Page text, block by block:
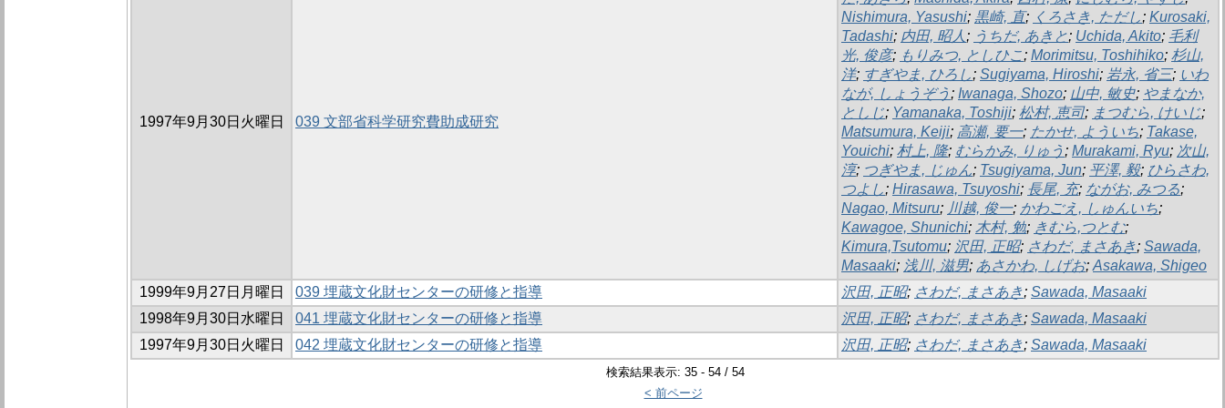
1997年9月30日火曜日 039 文部省科学研究費助成研究
Nishimura, Yasushi; 黒崎, 直; くろさき, ただし; Kurosaki,
Tadashi; 内田, 昭人 ; うちだ, あきと; Uchida, Akito; 毛利
光, 俊彦; もりみつ, としひこ; Morimitsu, Toshihiko; 杉山,
洋; すぎやま, ひろし; Sugiyama, Hiroshi; 岩永, 省三; いわ
なが, しょうぞう ; Iwanaga, Shozo; 山中, 敏史; やまなか,
としじ; Yamanaka, Toshiji; 松村, 恵司; まつむら, けいじ;
Matsumura, Keiji; 高瀬, 要一; たかせ, よういち; Takase,
Youichi; 村上, 隆; むらかみ, りゅう ; Murakami, Ryu; 次山,
淳; つぎやま, じゅん; Tsugiyama, Jun; 平澤, 毅; ひらさわ,
つよし; Hirasawa, Tsuyoshi; 長尾, 充; ながお, みつる;
Nagao, Mitsuru; 川越, 俊一; かわごえ, しゅんいち;
Kawagoe, Shunichi; 木村, 勉; きむら,つとむ;
Kimura,Tsutomu; 沢田, 正昭; さわだ, まさあき; Sawada,
Masaaki; 浅川, 滋男; あさかわ, しげお; Asakawa, Shigeo
1999年9月27日月曜日
039 埋蔵文化財センターの研修と指導 沢田, 正昭; さわだ, まさあき; Sawada, Masaaki
1998年9月30日水曜日
041 埋蔵文化財センターの研修と指導 沢田, 正昭; さわだ, まさあき; Sawada, Masaaki
1997年9月30日火曜日
042 埋蔵文化財センターの研修と指導 沢田, 正昭; さわだ, まさあき; Sawada, Masaaki
検索結果表示: 35 - 54 / 54
< 前ページ